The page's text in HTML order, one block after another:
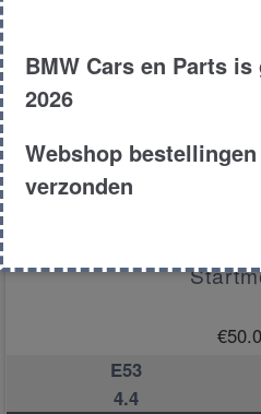
€
E53
4.4
BMW Cars en Parts
2026
Webshop
verzonden